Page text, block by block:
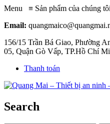
Menu ≡ Sản phẩm của chúng tôi
Email:
156/15 Trần Bá Giao, Phường
05, Quận Gò Vấp, TP.Hồ Chí
Thanh toán
Search